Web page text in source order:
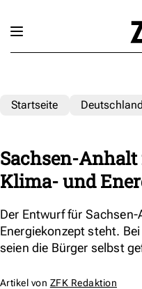
Startseite Deutschland
Sachsen-
Klima- und
Der Entwurf für
Energiekonzept steht.
seien die Bürger selbst
Artikel von ZFK Redaktion